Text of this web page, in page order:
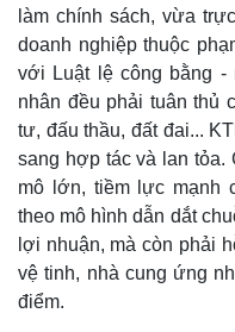
làm chính sách, vừa
doanh nghiệp thuộc
với Luật lệ công bằng
nhân đều phải tuân thủ
tư, đấu thầu, đất đai...
sang hợp tác và lan
mô lớn, tiềm lực mạnh
theo mô hình dẫn dắt
lợi nhuận, mà còn phải
vệ tinh, nhà cung ứng
điểm.